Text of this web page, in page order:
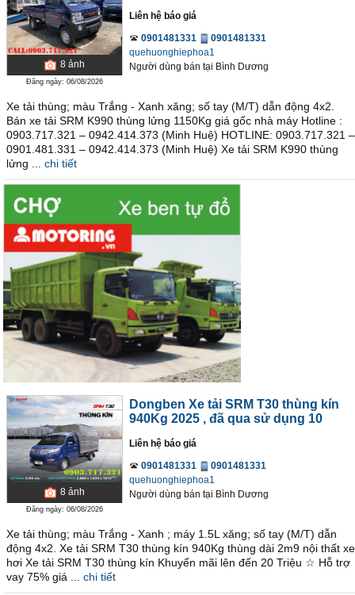
8 ảnh
Đăng ngày: 06/08/2026
Liên hệ báo giá
0901481331
0901481331
quehuonghiephoa1
Người dùng bán tại Bình Dương
Xe tải thùng; màu Trắng - Xanh xăng; số tay (M/T) dẫn động 4x2.
Bán xe tải SRM K990 thùng lửng 1150Kg giá gốc nhà máy Hotline :
0903.717.321 – 0942.414.373 (Minh Huệ) HOTLINE: 0903.717.321 –
0901.481.331 – 0942.414.373 (Minh Huệ) Xe tải SRM K990 thùng
lửng ...
chi tiết
8 ảnh
Đăng ngày: 06/08/2026
Dongben Xe tải SRM T30 thùng kín
940Kg 2025 , đã qua sử dụng 10
Liên hệ báo giá
0901481331
0901481331
quehuonghiephoa1
Người dùng bán tại Bình Dương
Xe tải thùng; màu Trắng - Xanh ; máy 1.5L xăng; số tay (M/T) dẫn
động 4x2. Xe tải SRM T30 thùng kín 940Kg thùng dài 2m9 nội thất xe
hơi Xe tải SRM T30 thùng kín Khuyến mãi lên đến 20 Triệu ☆ Hỗ trợ
vay 75% giá ...
chi tiết